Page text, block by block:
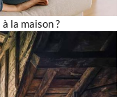
la maison ?